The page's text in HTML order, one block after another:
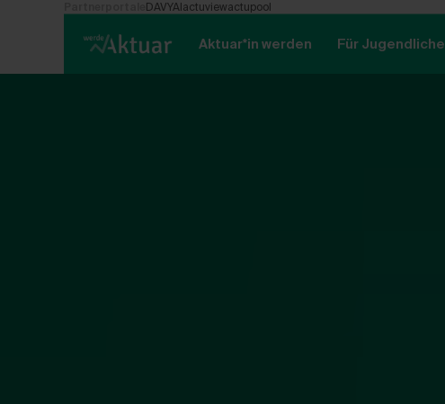
DAVYAIactuviewactupool
Aktuar*in werden Für Jugendliche